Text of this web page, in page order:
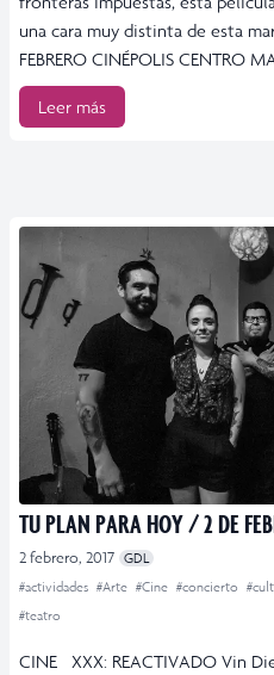
una cara muy distinta de esta
FEBRERO CINÉPOLIS CENTRO
Leer más
TU PLAN PARA HOY / 2 DE
2 febrero, 2017 GDL
#actividades #Arte #Cine #concierto
#teatro
CINE XXX: REACTIVADO Vin